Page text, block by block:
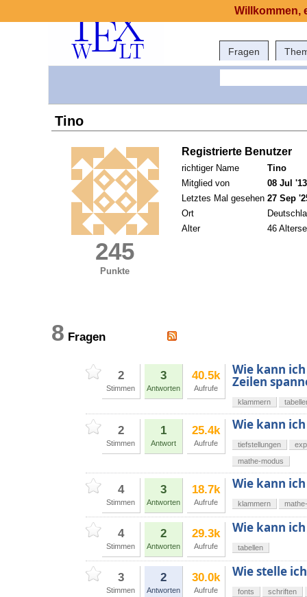
Fragen
Tino
245
Punkte
Registrierte Benutzer
richtiger Name
Tino
Mitglied von
08 Jul
Letztes Mal gesehen 27 Sep
Ort
Alter
46
8 Fragen
2
Stimmen
3
Antworten
40.5k
Aufrufe
Wie kann
Zeilen
klammern
2
Stimmen
1
Antwort
25.4k
Aufrufe
Wie kann
tiefstellungen
mathe-modus
4
Stimmen
3
Antworten
18.7k
Aufrufe
Wie kann
klammern
4
Stimmen
2
Antworten
29.3k
Aufrufe
Wie kann
tabellen
3
Stimmen
2
Antworten
30.0k
Aufrufe
Wie stelle
fonts schriften
Willkommen,